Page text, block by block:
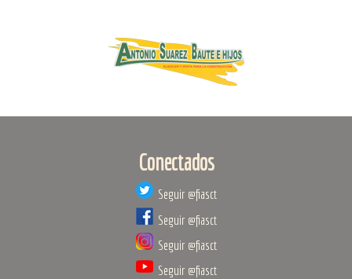
Conectados
Seguir @fiasct
Seguir @fiasct
Seguir @fiasct
Seguir @fiasct